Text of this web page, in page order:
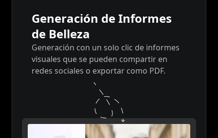
Generación de Informes
de Belleza
Generación con un solo clic de informes
visuales que se pueden compartir en
redes sociales o exportar como PDF.